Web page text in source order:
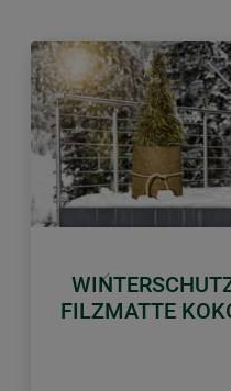
FILZMATTE
Zurück